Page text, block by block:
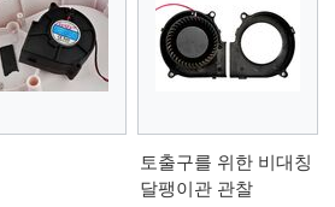
토출구를 위한 비대칭
달팽이관 관찰